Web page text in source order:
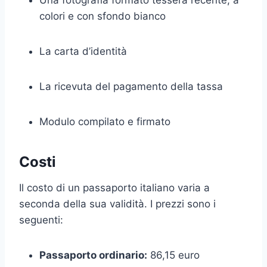
colori e con sfondo bianco
La carta d’identità
La ricevuta del pagamento della tassa
Modulo compilato e firmato
Costi
Il costo di un passaporto italiano varia a
seconda della sua validità. I prezzi sono i
seguenti:
Passaporto ordinario: 86,15 euro